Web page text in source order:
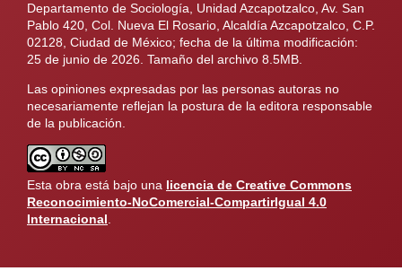
Departamento de Sociología, Unidad Azcapotzalco, Av. San
Pablo 420, Col. Nueva El Rosario, Alcaldía Azcapotzalco, C.P.
02128, Ciudad de México; fecha de la última modificación:
25 de junio de 2026. Tamaño del archivo 8.5MB.
Las opiniones expresadas por las personas autoras no
necesariamente reflejan la postura de la editora responsable
de la publicación.
Esta obra está bajo una licencia de Creative Commons
Reconocimiento-NoComercial-CompartirIgual 4.0
Internacional.